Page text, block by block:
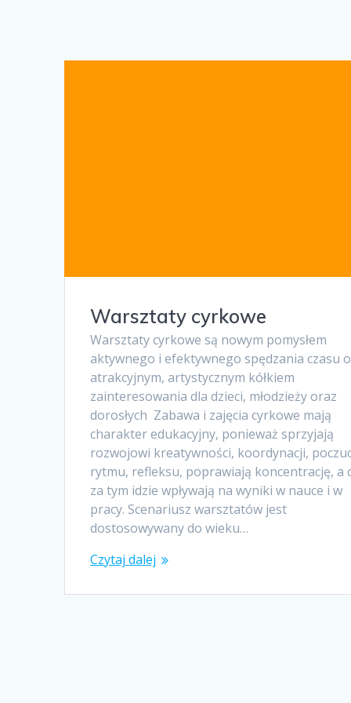
Warsztaty cyrkowe
Warsztaty cyrkowe są nowym pomysłem
aktywnego i efektywnego spędzania czasu
atrakcyjnym, artystycznym kółkiem
zainteresowania dla dzieci, młodzieży oraz
dorosłych Zabawa i zajęcia cyrkowe mają
charakter edukacyjny, ponieważ sprzyjają
rozwojowi kreatywności, koordynacji,
rytmu, refleksu, poprawiają koncentrację, a
za tym idzie wpływają na wyniki w nauce i w
pracy. Scenariusz warsztatów jest
dostosowywany do wieku…
Czytaj dalej